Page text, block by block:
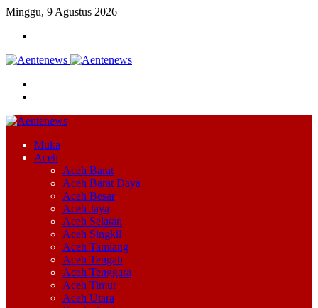
Minggu, 9 Agustus 2026
Muka
Aceh
Aceh Barat
Aceh Barat Daya
Aceh Besar
Aceh Jaya
Aceh Selatan
Aceh Singkil
Aceh Tamiang
Aceh Tengah
Aceh Tenggara
Aceh Timur
Aceh Utara